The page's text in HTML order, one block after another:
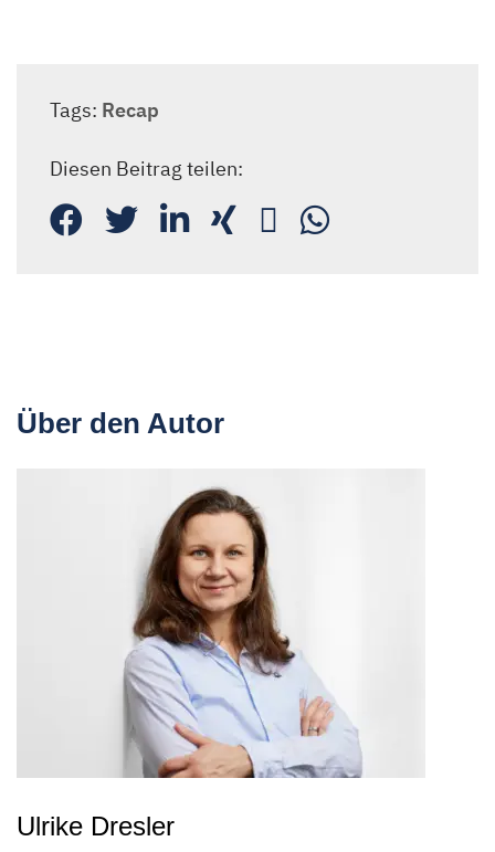
Tags: Recap
Diesen Beitrag teilen:
Über den Autor
Ulrike Dresler